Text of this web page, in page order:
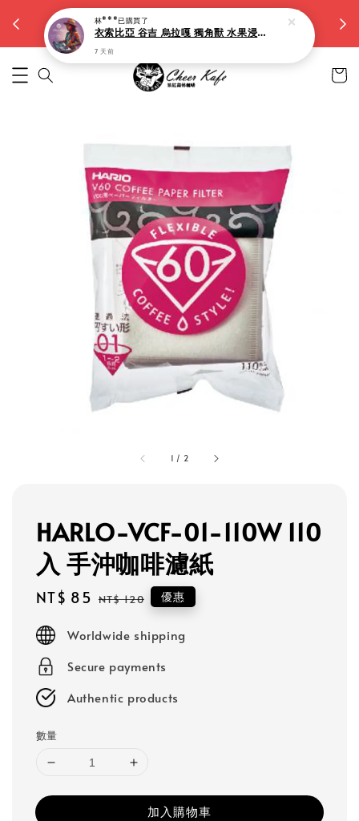
【大容量15g濾掛】滿5件九折。滿10件八折
越買越省
1 / 2
HARLO-VCF-01-110W 110
入 手沖咖啡濾紙
Sale
NT$ 85 Regular
NT$ 120 優惠
Worldwide shipping
Secure payments
Authentic products
數量
加入購物車
林***已購買了
衣索比亞 谷吉 烏拉嘎 獨角獸 水果浸漬(淺焙)-10入
7 天前